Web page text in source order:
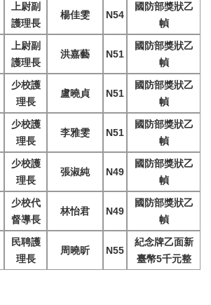
上尉副
護理長
楊佳雯 N54
國防部獎狀乙
幀
上尉副
護理長
洪嘉藝 N51
國防部獎狀乙
幀
少校護
理長
盧曉貞 N51
國防部獎狀乙
幀
少校護
理長
李雅雯 N51
國防部獎狀乙
幀
少校護
理長
張淑純 N49
國防部獎狀乙
幀
少校代
督導長
林怡君 N49
國防部獎狀乙
幀
民聘護
理長
周曉昕 N55
紀念牌乙面新
臺幣5千元整